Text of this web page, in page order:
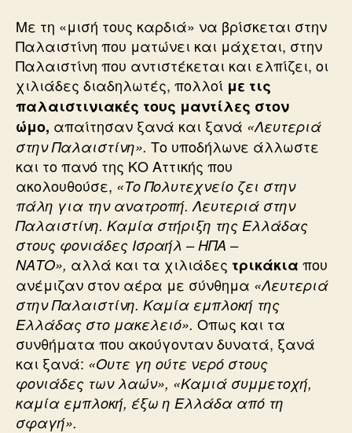
Με τη «μισή τους καρδιά» να βρίσκεται στην
Παλαιστίνη που ματώνει και μάχεται, στην
Παλαιστίνη που αντιστέκεται και ελπίζει, οι
χιλιάδες διαδηλωτές, πολλοί με τις
παλαιστινιακές τους μαντίλες στον
ώμο, απαίτησαν ξανά και ξανά «Λευτεριά
στην Παλαιστίνη». Το υποδήλωνε άλλωστε
και το πανό της ΚΟ Αττικής που
ακολουθούσε, «Το Πολυτεχνείο ζει στην
πάλη για την ανατροπή. Λευτεριά στην
Παλαιστίνη. Καμία στήριξη της Ελλάδας
στους φονιάδες Ισραήλ – ΗΠΑ –
ΝΑΤΟ», αλλά και τα χιλιάδες τρικάκια που
ανέμιζαν στον αέρα με σύνθημα «Λευτεριά
στην Παλαιστίνη. Καμία εμπλοκή της
Ελλάδας στο μακελειό». Οπως και τα
συνθήματα που ακούγονταν δυνατά, ξανά
και ξανά: «Ουτε γη ούτε νερό στους
φονιάδες των λαών», «Καμιά συμμετοχή,
καμία εμπλοκή, έξω η Ελλάδα από τη
σφαγή».